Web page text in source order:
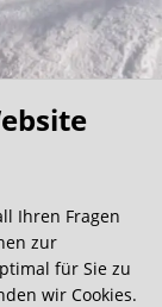
Ihren Fragen
zur
für Sie zu
wir Cookies.